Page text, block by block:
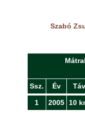
Szabó
Ssz. Év Táv
1 2005 10